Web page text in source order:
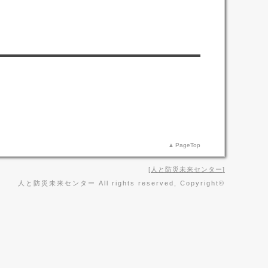
PageTop
人と防災未来センター
人と防災未来センター All rights reserved, Copyright©